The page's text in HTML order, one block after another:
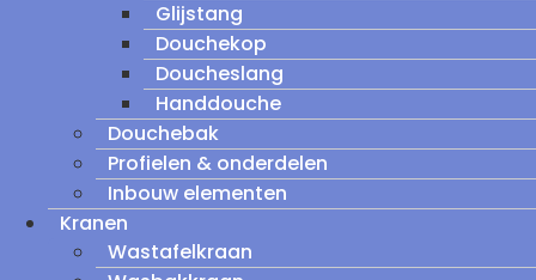
Glijstang
Douchekop
Doucheslang
Handdouche
Douchebak
Profielen & onderdelen
Inbouw elementen
Kranen
Wastafelkraan